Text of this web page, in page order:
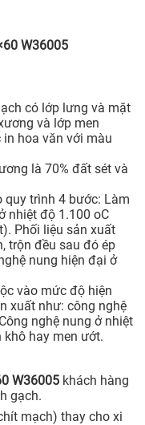
W36005
có lớp lưng và mặt
và lớp men
hoa văn với màu
là 70% đất sét và
quy trình 4 bước: Làm
nhiệt độ 1.100 oC
Phối liệu sản xuất
trộn đều sau đó ép
nung hiện đại ở
vào mức độ hiện
xuất như: công nghệ
nghệ nung ở nhiệt
khô hay men ướt.
W36005 khách hàng
gạch.
mạch) thay cho xi